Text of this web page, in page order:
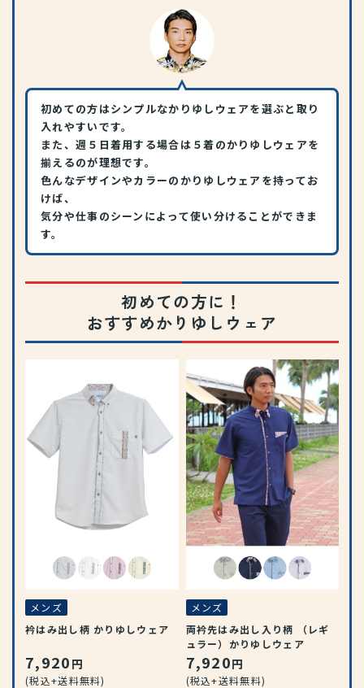
初めての方はシンプルなかりゆしウェアを選ぶと取り
入れやすいです。
また、週５日着用する場合は５着のかりゆしウェアを
揃えるのが理想です。
色んなデザインやカラーのかりゆしウェアを持ってお
けば、
気分や仕事のシーンによって使い分けることができま
す。
初めての方に！
おすすめかりゆしウェア
メンズ
衿はみ出し柄 かりゆしウェア
7,920 円
(税込+送料無料)
メンズ
両衿先はみ出し入り柄 （レギ
ュラー）かりゆしウェア
7,920円
(税込+送料無料)